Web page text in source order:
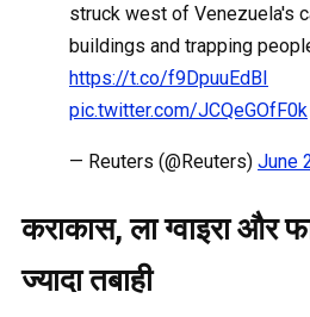
struck west of Venezuela's
buildings and trapping
https://t.co/f9DpuuEdBI
pic.twitter.com/JCQeGOfF0k
— Reuters (@Reuters) June
कराकास, ला ग्वाइरा और
ज्यादा तबाही